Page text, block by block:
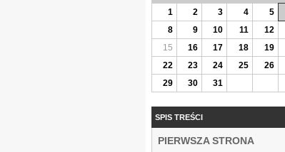
1
2 3 4 5
8
9 10 11 12
15
16 17 18 19
22
23 24 25 26
29
30 31
SPIS TREŚCI
PIERWSZA STRONA